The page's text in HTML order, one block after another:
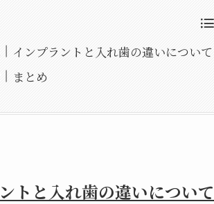
インプラントと入れ歯の違いについて
まとめ
トと入れ歯の違いについて